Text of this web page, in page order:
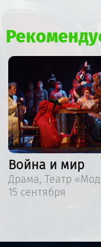
Война и мир
Драма, Театр
15 сентября